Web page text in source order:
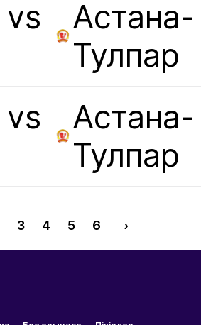
vs
Астана-
Тулпар
vs
Астана-
Тулпар
3 4 5 6 ›